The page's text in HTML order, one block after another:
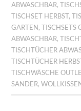
ABWASCHBAR,
TISCHSET HERBST,
GARTEN,TISCHSETS
ABWASCHBAR,
TISCHTÜCHER
TISCHTÜCHER
TISCHWÄSCHE
SANDER,